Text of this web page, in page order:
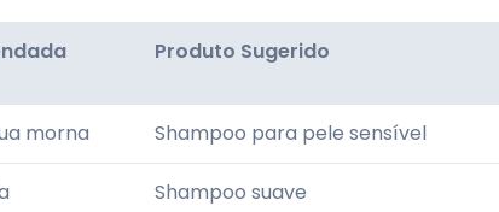
Produto Sugerido
morna Shampoo para pele sensível
Shampoo suave